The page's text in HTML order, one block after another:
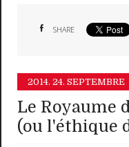
SHARE
2014. 24. SEPTEMBRE
Le Royaume
(ou l'éthique